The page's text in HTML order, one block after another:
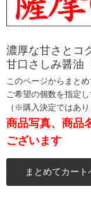
濃厚な甘さとコ
甘口さしみ醤油
このページからまと
ご希望の個数を指定
（※購入決定ではあ
商品写真、商品
ございます